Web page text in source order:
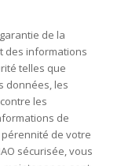
de la
des informations
telles que
données, les
les
de
de votre
sécurisée, vous